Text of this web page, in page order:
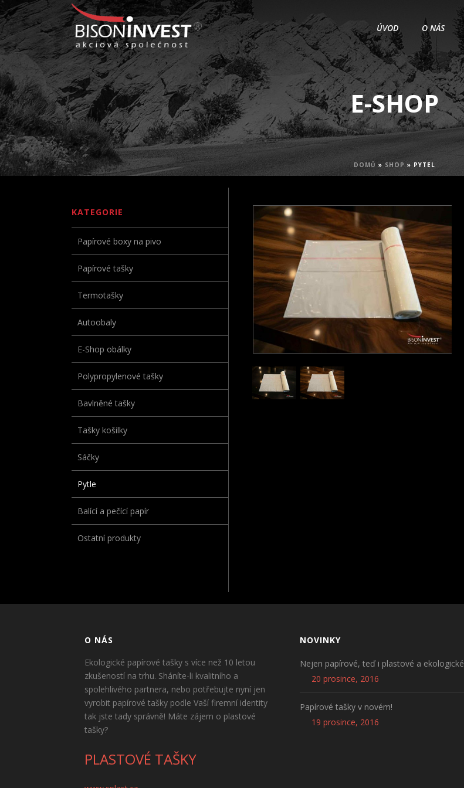
ÚVOD O NÁS
E-SHOP
DOMŮ » SHOP » PYTEL
KATEGORIE
Papírové boxy na pivo
Papírové tašky
Termotašky
Autoobaly
E-Shop obálky
Polypropylenové tašky
Bavlněné tašky
Tašky košilky
Sáčky
Pytle
Balící a pečící papír
Ostatní produkty
O NÁS
Ekologické papírové tašky s více než 10 letou
zkušeností na trhu. Sháníte-li kvalitního a
spolehlivého partnera, nebo potřebujte nyní jen
vyrobit papírové tašky podle Vaší firemní identity
tak jste tady správně! Máte zájem o plastové
tašky?
PLASTOVÉ TAŠKY
NOVINKY
Nejen papírové, teď i plastové a ekologické
20 prosince, 2016
Papírové tašky v novém!
19 prosince, 2016